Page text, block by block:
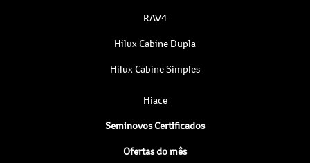
RAV4
Hilux Cabine Dupla
Hilux Cabine Simples
Hiace
Seminovos Certificados
Ofertas do mês